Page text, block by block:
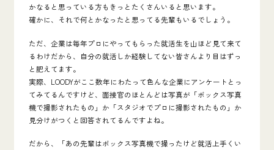
かなると思っている方もきっとたくさんいると思います。
確かに、それで何とかなったと思ってる先輩もいるでしょう。
ただ、企業は毎年プロにやってもらった就活生を山ほど見て来て
るわけだから、自分の就活しか経験してない皆さんより目はずっ
と肥えてます。
実際、LOODYがここ数年にわたって色んな企業にアンケートとっ
てみてるんですけど、 面接官のほとんどは写真が「ボックス写真
機で撮影されたもの」か「スタジオでプロに撮影されたもの」か
見分けがつくと回答されてるんですよね。
だから、「あの先輩はボックス写真機で撮ったけど就活上手くい